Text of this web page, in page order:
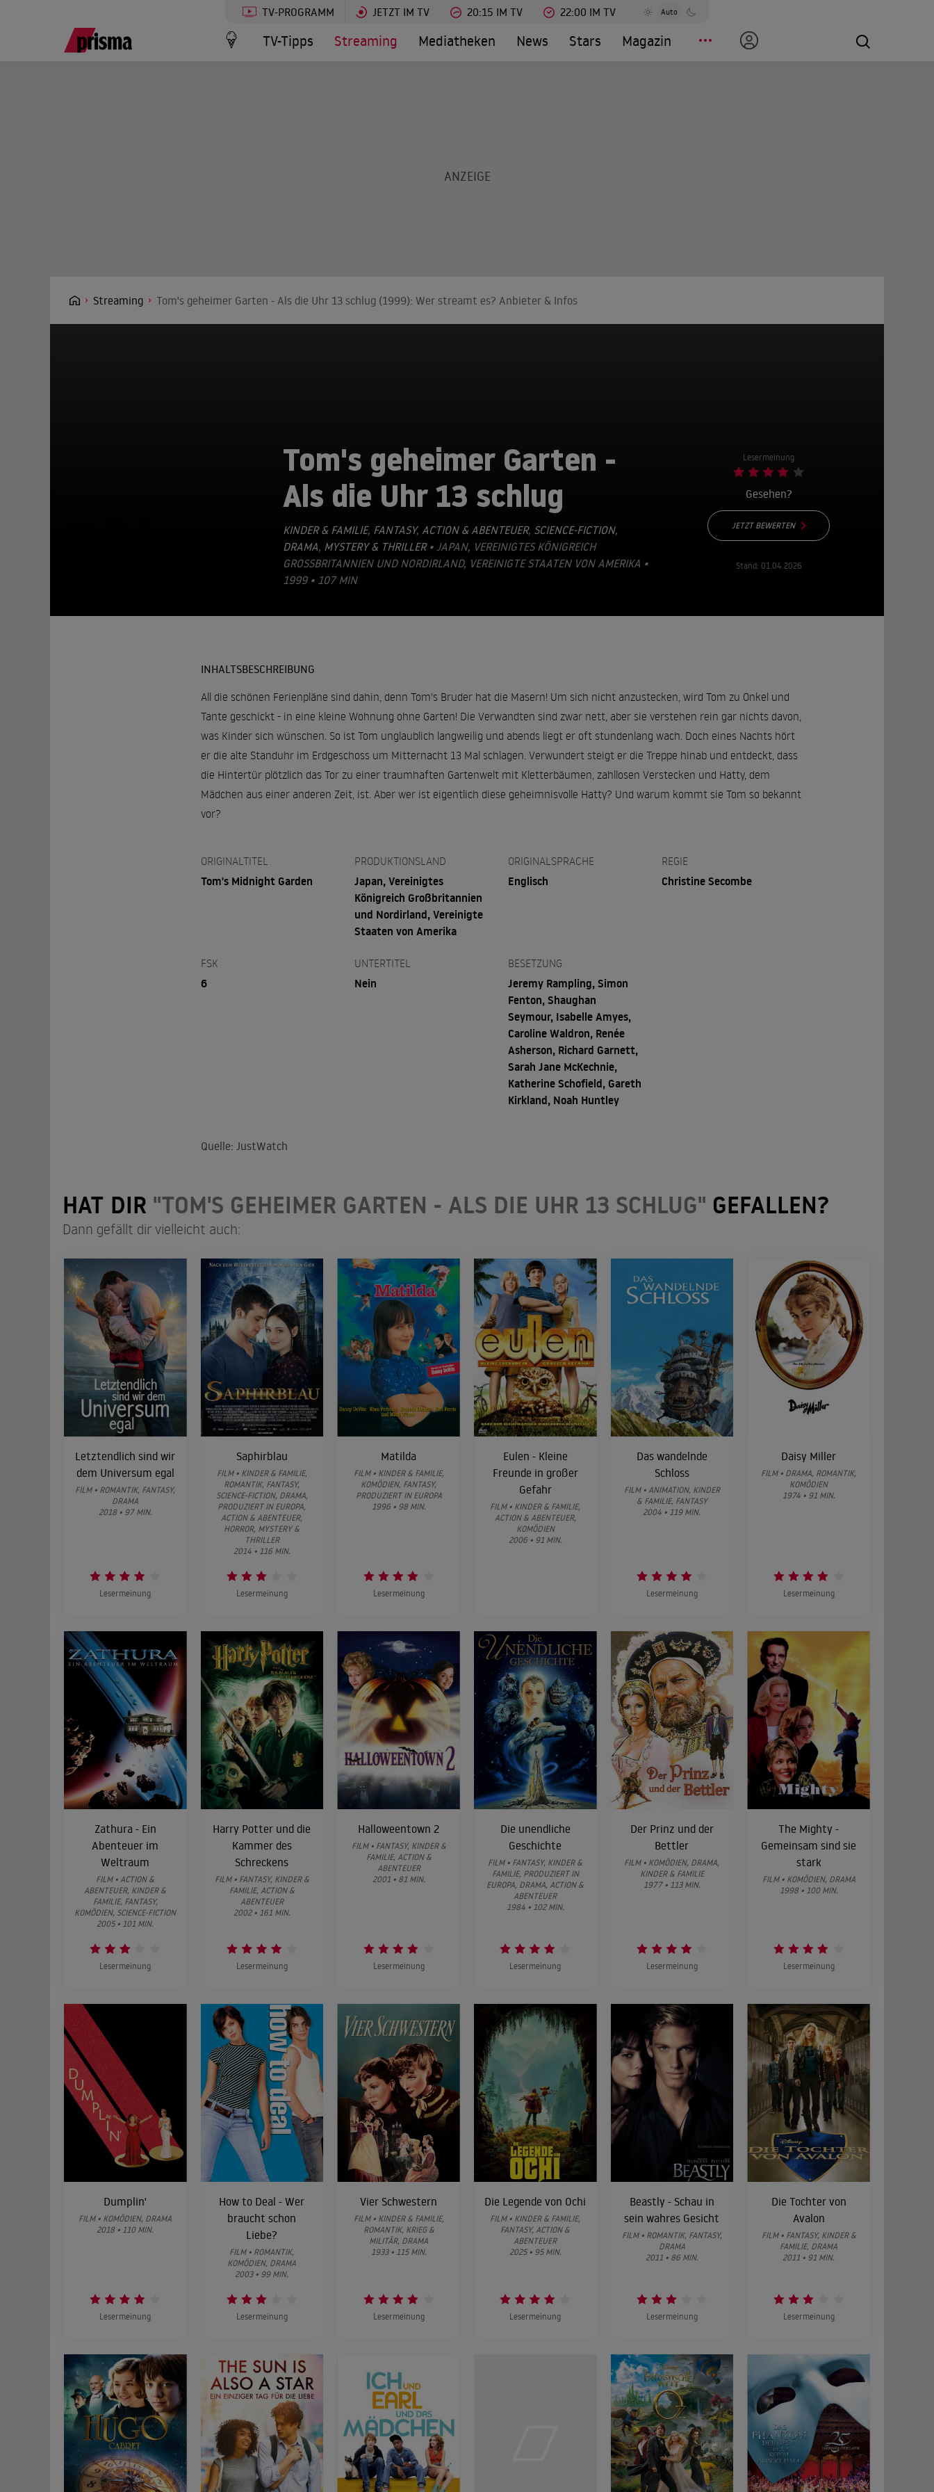
TV-PROGRAMM JETZT IM TV 20:15 IM TV 22:00 IM TV Auto
TV-Tipps Streaming Mediatheken News Stars Magazin
Streaming Tom's geheimer Garten - Als die Uhr 13 schlug (1999): Wer streamt es? Anbieter & Infos
Tom's geheimer Garten -
Als die Uhr 13 schlug
KINDER & FAMILIE, FANTASY, ACTION & ABENTEUER, SCIENCE-FICTION,
DRAMA, MYSTERY & THRILLER• JAPAN, VEREINIGTES KÖNIGREICH
GROSSBRITANNIEN UND NORDIRLAND, VEREINIGTE STAATEN VON AMERIKA • 1
999 • 107 MIN
Lesermeinung
Gesehen?
JETZT BEWERTEN
Stand: 01.04.2026
INHALTSBESCHREIBUNG
All die schönen Ferienpläne sind dahin, denn Tom's Bruder hat die Masern! Um sich nicht anzustecken, wird Tom zu Onkel und
Tante geschickt - in eine kleine Wohnung ohne Garten! Die Verwandten sind zwar nett, aber sie verstehen rein gar nichts davon,
was Kinder sich wünschen. So ist Tom unglaublich langweilig und abends liegt er oft stundenlang wach. Doch eines Nachts hört
er die alte Standuhr im Erdgeschoss um Mitternacht 13 Mal schlagen. Verwundert steigt er die Treppe hinab und entdeckt, dass
die Hintertür plötzlich das Tor zu einer traumhaften Gartenwelt mit Kletterbäumen, zahllosen Verstecken und Hatty, dem
Mädchen aus einer anderen Zeit, ist. Aber wer ist eigentlich diese geheimnisvolle Hatty? Und warum kommt sie Tom so bekannt
vor?
ORIGINALTITEL
Tom's Midnight Garden
PRODUKTIONSLAND
Japan, Vereinigtes
Königreich Großbritannien
und Nordirland, Vereinigte
Staaten von Amerika
ORIGINALSPRACHE
Englisch
REGIE
Christine Secombe
FSK
6
UNTERTITEL
Nein
BESETZUNG
Jeremy Rampling, Simon
Fenton, Shaughan
Seymour, Isabelle Amyes,
Caroline Waldron, Renée
Asherson, Richard Garnett,
Sarah Jane McKechnie,
Katherine Schofield, Gareth
Kirkland, Noah Huntley
Quelle: JustWatch
HAT DIR "TOM'S GEHEIMER GARTEN - ALS DIE UHR 13 SCHLUG" GEFALLEN?
Dann gefällt dir vielleicht auch:
Letztendlich sind wir
dem Universum egal
FILM • ROMANTIK, FANTASY,
DRAMA
2018 • 97 MIN.
Lesermeinung
Saphirblau
FILM • KINDER & FAMILIE,
ROMANTIK, FANTASY,
SCIENCE-FICTION, DRAMA,
PRODUZIERT IN EUROPA,
ACTION & ABENTEUER,
HORROR, MYSTERY &
THRILLER
2014 • 116 MIN.
Lesermeinung
Matilda
FILM • KINDER & FAMILIE,
KOMÖDIEN, FANTASY,
PRODUZIERT IN EUROPA
1996 • 98 MIN.
Lesermeinung
Eulen - Kleine
Freunde in großer
Gefahr
FILM • KINDER & FAMILIE,
ACTION & ABENTEUER,
KOMÖDIEN
2006 • 91 MIN.
Das wandelnde
Schloss
FILM • ANIMATION, KINDER
& FAMILIE, FANTASY
2004 • 119 MIN.
Lesermeinung
Daisy Miller
FILM • DRAMA, ROMANTIK,
KOMÖDIEN
1974 • 91 MIN.
Lesermeinung
Zathura - Ein
Abenteuer im
Weltraum
FILM • ACTION &
ABENTEUER, KINDER &
FAMILIE, FANTASY,
KOMÖDIEN, SCIENCE-FICTION
2005 • 101 MIN.
Lesermeinung
Harry Potter und die
Kammer des
Schreckens
FILM • FANTASY, KINDER &
FAMILIE, ACTION &
ABENTEUER
2002 • 161 MIN.
Lesermeinung
Halloweentown 2
FILM • FANTASY, KINDER &
FAMILIE, ACTION &
ABENTEUER
2001 • 81 MIN.
Lesermeinung
Die unendliche
Geschichte
FILM • FANTASY, KINDER &
FAMILIE, PRODUZIERT IN
EUROPA, DRAMA, ACTION &
ABENTEUER
1984 • 102 MIN.
Lesermeinung
Der Prinz und der
Bettler
FILM • KOMÖDIEN, DRAMA,
KINDER & FAMILIE
1977 • 113 MIN.
Lesermeinung
The Mighty -
Gemeinsam sind sie
stark
FILM • KOMÖDIEN, DRAMA
1998 • 100 MIN.
Lesermeinung
Dumplin'
FILM • KOMÖDIEN, DRAMA
2018 • 110 MIN.
Lesermeinung
How to Deal - Wer
braucht schon
Liebe?
FILM • ROMANTIK,
KOMÖDIEN, DRAMA
2003 • 99 MIN.
Lesermeinung
Vier Schwestern
FILM • KINDER & FAMILIE,
ROMANTIK, KRIEG &
MILITÄR, DRAMA
1933 • 115 MIN.
Lesermeinung
Die Legende von Ochi
FILM • KINDER & FAMILIE,
FANTASY, ACTION &
ABENTEUER
2025 • 95 MIN.
Lesermeinung
Beastly - Schau in
sein wahres Gesicht
FILM • ROMANTIK, FANTASY,
DRAMA
2011 • 86 MIN.
Lesermeinung
Die Tochter von
Avalon
FILM • FANTASY, KINDER &
FAMILIE, DRAMA
2011 • 91 MIN.
Lesermeinung